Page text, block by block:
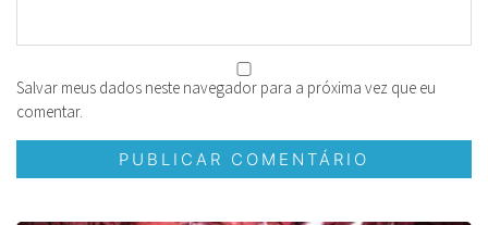
Salvar meus dados neste navegador para a próxima vez que eu
comentar.